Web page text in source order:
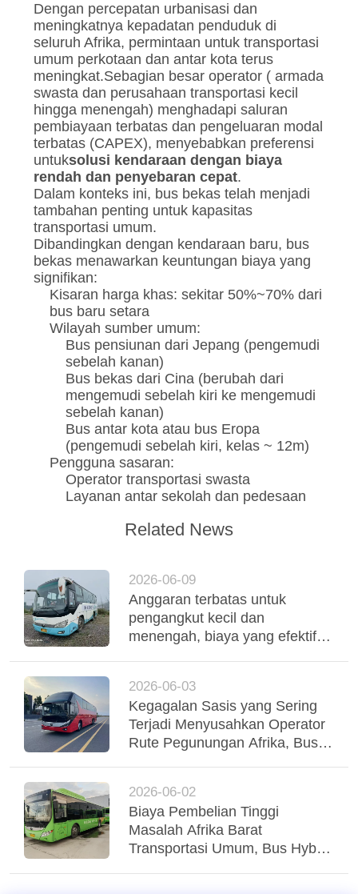
Dengan percepatan urbanisasi dan
meningkatnya kepadatan penduduk di
seluruh Afrika, permintaan untuk transportasi
umum perkotaan dan antar kota terus
meningkat.Sebagian besar operator ( armada
swasta dan perusahaan transportasi kecil
hingga menengah) menghadapi saluran
pembiayaan terbatas dan pengeluaran modal
terbatas (CAPEX), menyebabkan preferensi
untuksolusi kendaraan dengan biaya
rendah dan penyebaran cepat.
Dalam konteks ini, bus bekas telah menjadi
tambahan penting untuk kapasitas
transportasi umum.
Dibandingkan dengan kendaraan baru, bus
bekas menawarkan keuntungan biaya yang
signifikan:
Kisaran harga khas: sekitar 50%~70% dari
bus baru setara
Wilayah sumber umum:
Bus pensiunan dari Jepang (pengemudi
sebelah kanan)
Bus bekas dari Cina (berubah dari
mengemudi sebelah kiri ke mengemudi
sebelah kanan)
Bus antar kota atau bus Eropa
(pengemudi sebelah kiri, kelas ~ 12m)
Pengguna sasaran:
Operator transportasi swasta
Layanan antar sekolah dan pedesaan
Related News
2026-06-09
Anggaran terbatas untuk
pengangkut kecil dan
menengah, biaya yang efektif
yang stabil
2026-06-03
Kegagalan Sasis yang Sering
Terjadi Menyusahkan Operator
Rute Pegunungan Afrika, Bus
2026-06-02
Biaya Pembelian Tinggi
Masalah Afrika Barat
Transportasi Umum, Bus Hybrid